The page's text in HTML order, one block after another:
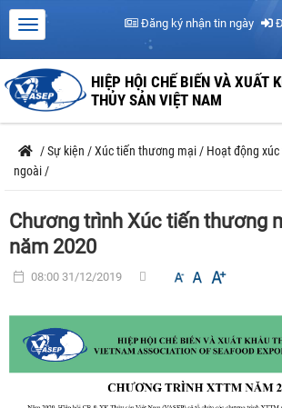
Đăng ký nhận tin ngày
HIỆP HỘI CHẾ BIẾN VÀ XUẤT
THỦY SẢN VIỆT NAM
/Sự kiện /Xúc tiến thương mại / Hoạt động
ngoài /
Chương trình Xúc tiến thương
năm 2020
08:00 31/12/2019